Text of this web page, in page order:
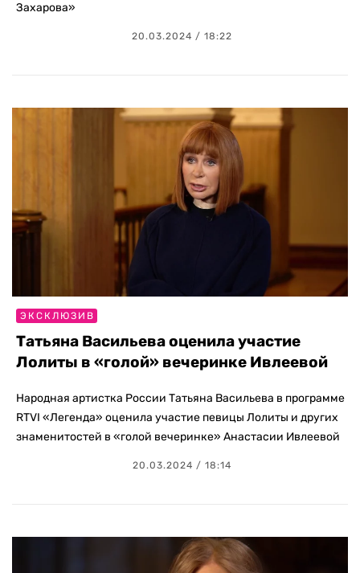
Захарова»
20.03.2024 / 18:22
ЭКСКЛЮЗИВ
Татьяна Васильева оценила участие
Лолиты в «голой» вечеринке Ивлеевой
Народная артистка России Татьяна Васильева в программе
RTVI «Легенда» оценила участие певицы Лолиты и других
знаменитостей в «голой вечеринке» Анастасии Ивлеевой
20.03.2024 / 18:14